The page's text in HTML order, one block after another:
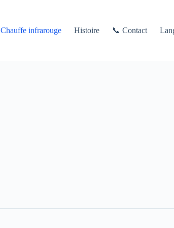
Chauffe infrarouge Histoire 📞 Contact